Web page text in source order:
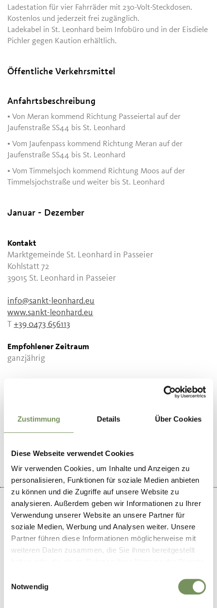
Zustimmung Details Über Cookies
Diese Webseite verwendet Cookies
Wir verwenden Cookies, um Inhalte und Anzeigen zu
personalisieren, Funktionen für soziale Medien anbieten
zu können und die Zugriffe auf unsere Website zu
analysieren. Außerdem geben wir Informationen zu Ihrer
Verwendung unserer Website an unsere Partner für
soziale Medien, Werbung und Analysen weiter. Unsere
Partner führen diese Informationen möglicherweise mit
weiteren Daten zusammen, die Sie ihnen bereitgestellt
Notwendig
Ladestation für vier Fahrräder mit 230-Volt-Steckdosen.
Kostenlos und jederzeit frei zugänglich.
Ladekabel in St. Leonhard beim Infobüro und in der Eisdiele
Pichler gegen Kaution erhältlich.
Öffentliche Verkehrsmittel
Anfahrtsbeschreibung
• Von Meran kommend Richtung Passeiertal auf der
Jaufenstraße SS44 bis St. Leonhard
• Vom Jaufenpass kommend Richtung Meran auf der
Jaufenstraße SS44 bis St. Leonhard
• Vom Timmelsjoch kommend Richtung Moos auf der
Timmelsjochstraße und weiter bis St. Leonhard
Januar - Dezember
Kontakt
Marktgemeinde St. Leonhard in Passeier
Kohlstatt 72
39015 St. Leonhard in Passeier
info@sankt-leonhard.eu
www.sankt-leonhard.eu
T+39 0473 656113
Empfohlener Zeitraum
ganzjährig
WAR DER INHALT FÜR DICH HILFREICH?
+
−